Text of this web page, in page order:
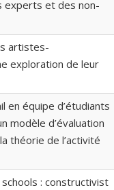
experts et des non-
artistes-
exploration de leur
en équipe d’étudiants
modèle d’évaluation
théorie de l’activité
: constructivist